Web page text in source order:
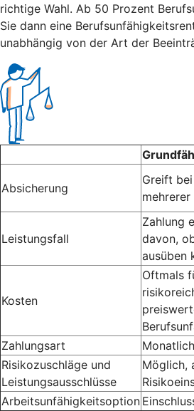
richtige Wahl. Ab 50 Prozent
Sie dann eine
unabhängig von der Art der
Absicherung
Greift
Leistungsfall
Zahlung
davon,
ausüben
Kosten
Oftmals
Zahlungsart
Risikozuschläge und
Leistungsausschlüsse
Möglich,
Arbeitsunfähigkeitsoption